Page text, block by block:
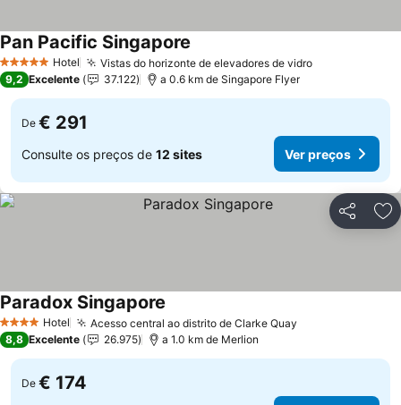
5 Estrelas Hotel Vistas do horizonte de elevadores de vidroVer preços
Pan Pacific Singapore
9,2 Excelente 37.122 a 0.6 km de Singapore Flyer
De € 291
Consulte os preços de 12 sites Ver preços
Partilhar
4 EstrelasHotel Acesso central ao distrito de Clarke Quay
Paradox Singapore
8,8 Excelente 26.975 a 1.0 km de Merlion
De € 174